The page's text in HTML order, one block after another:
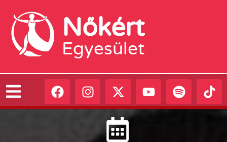
Nőkért
Egyesület